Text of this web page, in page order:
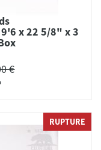
x 22 5/8" x 3
€
RUPTURE